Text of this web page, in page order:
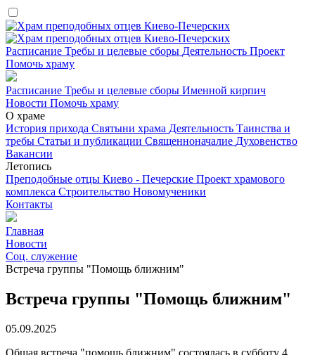
Расписание Требы и целевые сборы Деятельность Проект
Помочь храму
Расписание Требы и целевые сборы Именной кирпич
Новости Помочь храму
О храме
История прихода Святыни храма Деятельность Таинства и
требы Статьи и публикации Священноначалие Духовенство
Вакансии
Летопись
Преподобные отцы Киево - Печерские Проект храмового
комплекса Строительство Новомученики
Контакты
Главная
Новости
Соц. служение
Встреча группы "Помощь ближним"
Встреча группы "Помощь ближним"
05.09.2025
Общая встреча "помощь ближним" состоялась в субботу 4